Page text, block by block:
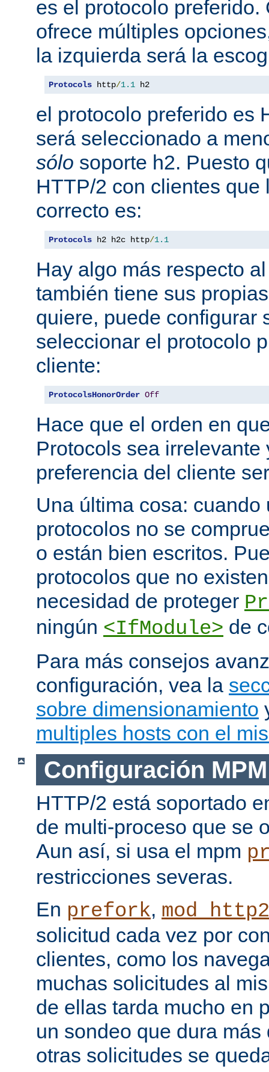
es el protocolo preferido.
ofrece múltiples
la izquierda será la
Protocols http/1.1 h2
el protocolo preferido es
será seleccionado a
sólo soporte h2. Puesto
HTTP/2 con clientes que
correcto es:
Protocols h2 h2c http/1.1
Hay algo más respecto
también tiene sus
quiere, puede configurar
seleccionar el protocolo
cliente:
ProtocolsHonorOrder Off
Hace que el orden en
Protocols sea irrelevante
preferencia del cliente
Una última cosa:
protocolos no se
o están bien escritos.
protocolos que no
necesidad de proteger
ningún <IfModule> de
Para más consejos
configuración, vea la
sobre dimensionamiento
multiples hosts con el
Configuración MPM
HTTP/2 está soportado
de multi-proceso que se
Aun así, si usa el mpm
restricciones severas.
En prefork, mod_http2
solicitud cada vez por
clientes, como los
muchas solicitudes al
de ellas tarda mucho en
un sondeo que dura
otras solicitudes se